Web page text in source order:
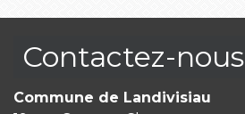
Contactez-nous
Commune de Landivisiau